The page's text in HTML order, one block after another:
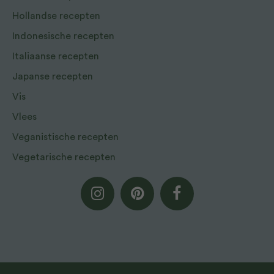
Hollandse recepten
Indonesische recepten
Italiaanse recepten
Japanse recepten
Vis
Vlees
Veganistische recepten
Vegetarische recepten